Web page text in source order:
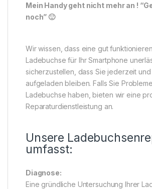
Mein Handy geht nicht mehr an !
noch” 🙂
Wir wissen, dass eine gut
Ladebuchse für Ihr Smartphone
sicherzustellen, dass Sie jederzeit
aufgeladen bleiben. Falls Sie
Ladebuchse haben, bieten wir eine
Reparaturdienstleistung an.
Unsere
umfasst:
Diagnose:
Eine gründliche Untersuchung Ihrer